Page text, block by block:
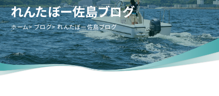
れんたぼー佐島ブログ
ホーム ブログ れんたぼー佐島ブログ